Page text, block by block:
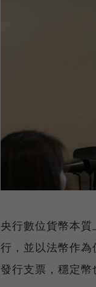
央行數位貨幣本
行，並以法幣作
發行支票，穩定幣